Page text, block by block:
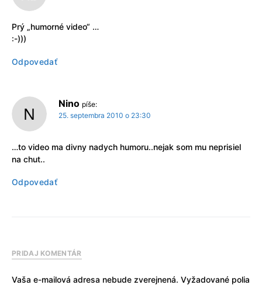
Prý „humorné video“ …
:-)))
Odpovedať
Nino píše:
25. septembra 2010 o 23:30
…to video ma divny nadych humoru..nejak som mu neprisiel
na chut..
Odpovedať
PRIDAJ KOMENTÁR
Vaša e-mailová adresa nebude zverejnená. Vyžadované polia